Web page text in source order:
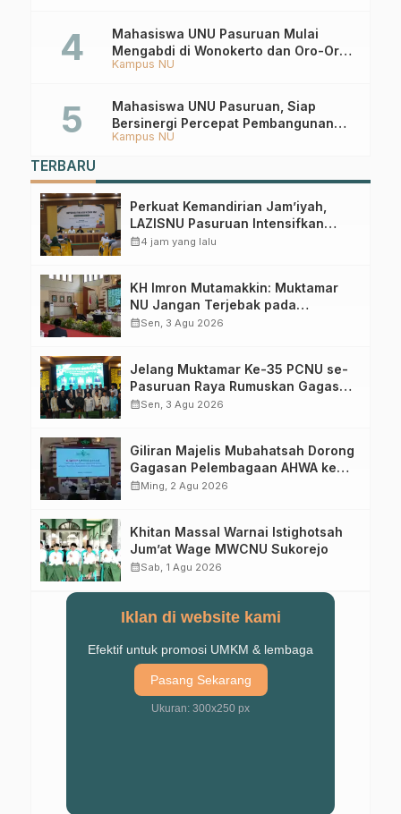
Kampus NU
Mahasiswa UNU Pasuruan Mulai
Mengabdi di Wonokerto dan Oro-Oro
Ombo Wetan Berikut Programnya
Kampus NU
Mahasiswa UNU Pasuruan, Siap
Bersinergi Percepat Pembangunan
Desa Toyaning
TERBARU
Perkuat Kemandirian Jam’iyah,
LAZISNU Pasuruan Intensifkan
Gerakan Koin NU
calendar_month4 jam yang lalu
KH Imron Mutamakkin: Muktamar
NU Jangan Terjebak pada
Perebutan Kursi Ketua Umum
calendar_monthSen, 3 Agu 2026
Jelang Muktamar Ke-35 PCNU se-
Pasuruan Raya Rumuskan Gagasan
Transformasi Gerakan NU Menuju
calendar_monthSen, 3 Agu 2026
Giliran Majelis Mubahatsah Dorong
Gagasan Pelembagaan AHWA ke
Forum Muktamar Mendatang
calendar_monthMing, 2 Agu 2026
Khitan Massal Warnai Istighotsah
Jum’at Wage MWCNU Sukorejo
calendar_monthSab, 1 Agu 2026
Iklan di website kami
Efektif untuk promosi UMKM & lembaga
Pasang Sekarang
Ukuran: 300x250 px